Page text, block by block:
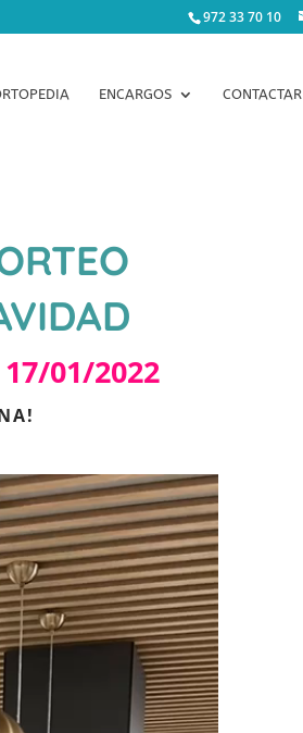
972 33 70 10
ENCARGOS CONTACTAR
17/01/2022